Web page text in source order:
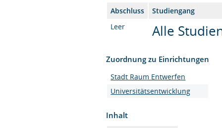
Abschluss
Studiengang
Leer
Alle
Zuordnung zu Einrichtungen
Stadt Raum Entwerfen
Universitätsentwicklung
Inhalt